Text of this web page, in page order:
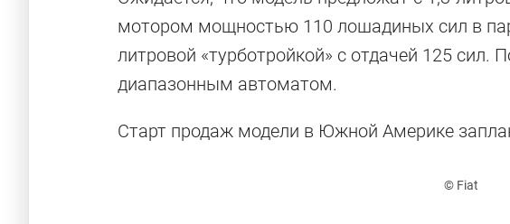
мотором мощностью 110 лошадиных сил в
литровой «турботройкой» с отдачей 125 сил.
диапазонным автоматом.
Старт продаж модели в Южной Америке
© Fiat